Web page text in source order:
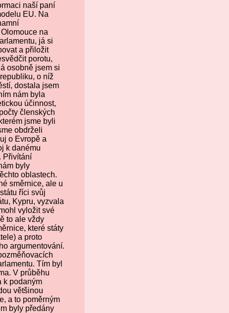
naší paní
EU. Na
na
já si
a přiložit
porotu,
osobně jsem si
o níž
dostala jsem
nám byla
účinnost,
členských
jsme byli
obdrželi
o Evropě a
k danému
Přivítání
byly
oblastech.
směrnice, ale u
říci svůj
Kypru, vyzvala
vyložit své
to ale vždy
které státy
a proto
argumentování.
Tím byl
V průběhu
k podaným
většinou
a to poměrným
byly předány